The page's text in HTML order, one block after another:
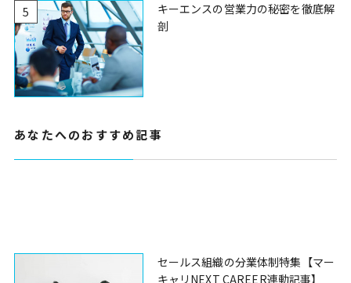
5
キーエンスの営業力の秘密を徹底解
剖
あなたへのおすすめ記事
セールス組織の分業体制特集【マー
キャリNEXT CAREER連動記事】